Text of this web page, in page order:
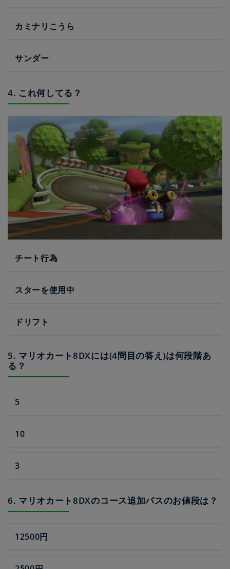
カミナリこうら
サンダー
4. これ何してる？
チート行為
スターを使用中
ドリフト
5. マリオカート8DXには(4問目の答え)は何段階あ
る？
5
10
3
6. マリオカート8DXのコース追加パスのお値段は？
12500円